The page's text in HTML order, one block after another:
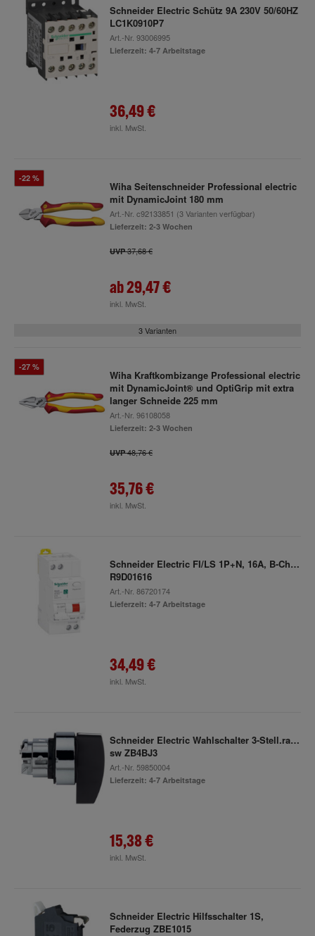
Schneider Electric Schütz 9A 230V 50/60HZ
LC1K0910P7
Art.-Nr. 93006995
Lieferzeit: 4-7 Arbeitstage
36,49 €
inkl. MwSt.
-22 %
Wiha Seitenschneider Professional electric
mit DynamicJoint 180 mm
Art.-Nr. c92133851 (3 Varianten verfügbar)
Lieferzeit: 2-3 Wochen
UVP37,68 €
ab29,47 €
inkl. MwSt.
3 Varianten
-27 %
Wiha Kraftkombizange Professional electric
mit DynamicJoint® und OptiGrip mit extra
langer Schneide 225 mm
Art.-Nr. 96108058
Lieferzeit: 2-3 Wochen
UVP48,76 €
35,76 €
inkl. MwSt.
Schneider Electric FI/LS 1P+N, 16A, B-Char.
R9D01616
Art.-Nr. 86720174
Lieferzeit: 4-7 Arbeitstage
34,49 €
inkl. MwSt.
Schneider Electric Wahlschalter 3-Stell.rast.
sw ZB4BJ3
Art.-Nr. 59850004
Lieferzeit: 4-7 Arbeitstage
15,38 €
inkl. MwSt.
Schneider Electric Hilfsschalter 1S,
Federzug ZBE1015